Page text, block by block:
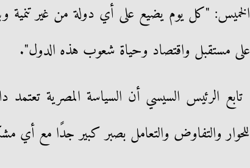
الخميس: "كل يوم يضيع على أي دولة من غير تنمية
على مستقبل واقتصاد وحياة شعوب هذه الدول".
تابع الرئيس السيسي أن السياسة المصرية تعتمد
للحوار والتفاوض والتعامل بصبر كبير جدًا مع أي